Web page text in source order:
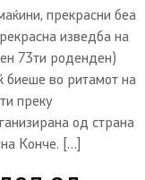
прекрасни беа
изведба на
73ти роденден)
биеше во ритамот на
преку
од страна
Конче. […]